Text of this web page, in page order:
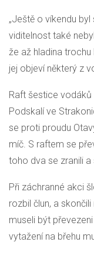
„Ještě o víkendu
viditelnost také
že až hladina
jej objeví některý z
Raft šestice vodáků
Podskalí ve
se proti proudu
míč. S raftem se
toho dva se zranili
Při záchranné akci
rozbil člun, a
museli být
vytažení na břehu